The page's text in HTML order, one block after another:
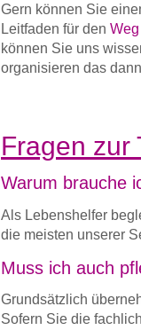
Gern können Sie
Leitfaden für den
können Sie uns
organisieren das
Fragen zur
Warum brauche
Als Lebenshelfer
die meisten unserer
Muss ich auch
Grundsätzlich
Sofern Sie die